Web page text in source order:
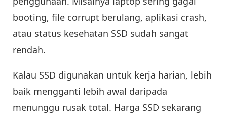
booting, file corrupt berulang, aplikasi crash,
atau status kesehatan SSD sudah sangat
rendah.
Kalau SSD digunakan untuk kerja harian, lebih
baik mengganti lebih awal daripada
menunggu rusak total. Harga SSD sekarang